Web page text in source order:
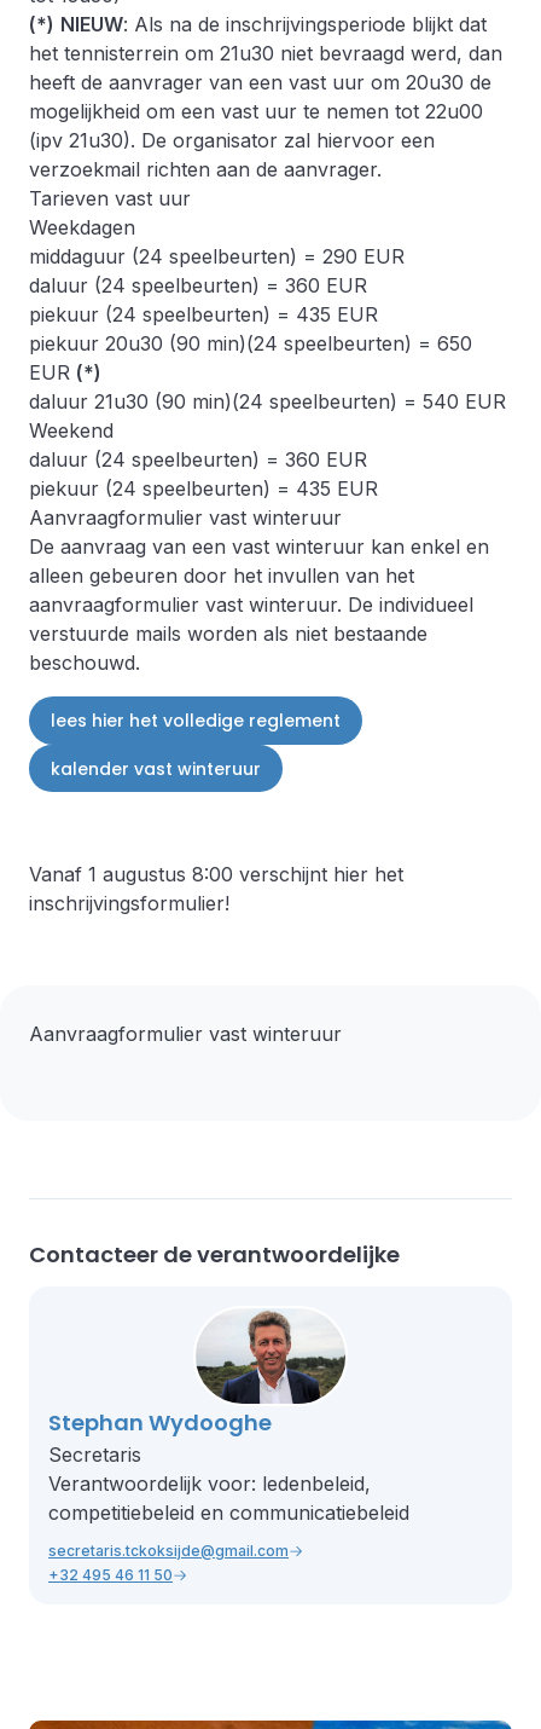
Contacteer de verantwoordelijke
Stephan Wydooghe
Secretaris
Verantwoordelijk voor: ledenbeleid,
competitiebeleid en communicatiebeleid
secretaris.tckoksijde@gmail.com
+32 495 46 11 50
(*) NIEUW: Als na de inschrijvingsperiode blijkt dat
het tennisterrein om 21u30 niet bevraagd werd, dan
heeft de aanvrager van een vast uur om 20u30 de
mogelijkheid om een vast uur te nemen tot 22u00
(ipv 21u30). De organisator zal hiervoor een
verzoekmail richten aan de aanvrager.
Tarieven vast uur
Weekdagen
middaguur (24 speelbeurten) = 290 EUR
daluur (24 speelbeurten) = 360 EUR
piekuur (24 speelbeurten) = 435 EUR
piekuur 20u30 (90 min)(24 speelbeurten) = 650
EUR (*)
daluur 21u30 (90 min)(24 speelbeurten) = 540 EUR
Weekend
daluur (24 speelbeurten) = 360 EUR
piekuur (24 speelbeurten) = 435 EUR
Aanvraagformulier vast winteruur
De aanvraag van een vast winteruur kan enkel en
alleen gebeuren door het invullen van het
aanvraagformulier vast winteruur. De individueel
verstuurde mails worden als niet bestaande
beschouwd.
lees hier het volledige reglement
kalender vast winteruur
Vanaf 1 augustus 8:00 verschijnt hier het
inschrijvingsformulier!
Aanvraagformulier vast winteruur